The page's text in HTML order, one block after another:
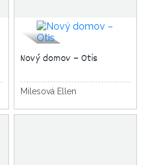
Nový domov – Otis
Milesová Ellen